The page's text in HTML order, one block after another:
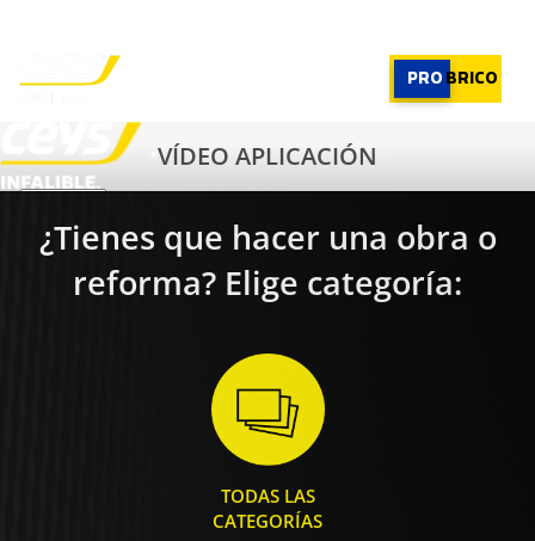
PRO BRICO
×
PRODUCTOS
RECOMENDADOR
APLICACIONES
VÍDEO APLICACIÓN
¿Tienes que hacer una obra o
reforma? Elige categoría:
TODAS LAS
CATEGORÍAS